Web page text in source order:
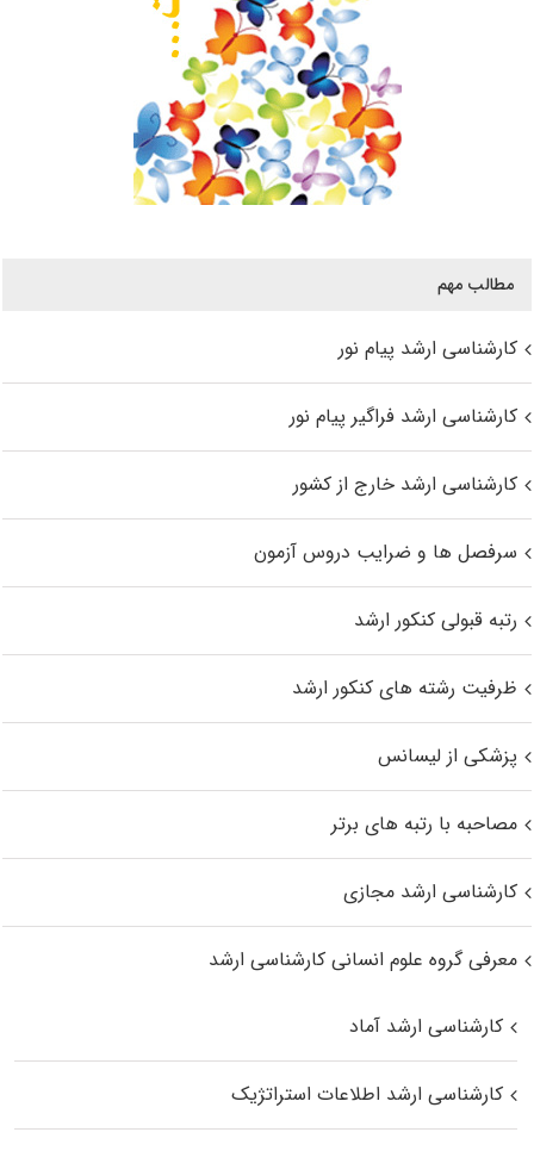
مطالب مهم
کارشناسی ارشد پیام نور
کارشناسی ارشد فراگیر پیام نور
کارشناسی ارشد خارج از کشور
سرفصل ها و ضرایب دروس آزمون
رتبه قبولی کنکور ارشد
ظرفیت رشته های کنکور ارشد
پزشکی از لیسانس
مصاحبه با رتبه های برتر
کارشناسی ارشد مجازی
معرفی گروه علوم انسانی کارشناسی ارشد
کارشناسی ارشد آماد
کارشناسی ارشد اطلاعات استراتژیک